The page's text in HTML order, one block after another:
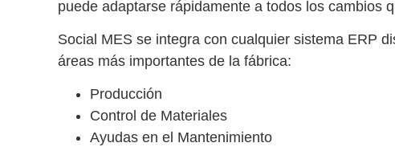
puede adaptarse rápidamente a todos los cambios
Social MES se integra con cualquier sistema ERP
áreas más importantes de la fábrica:
Producción
Control de Materiales
Ayudas en el Mantenimiento